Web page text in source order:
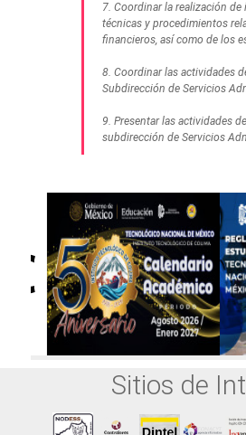
7. Coordinar la realización
técnicas y procedimientos
financieros, así como de los
8. Coordinar las actividades
Subdirección de Servicios
9. Presentar las actividades
subdirección de Servicios
Sitios de